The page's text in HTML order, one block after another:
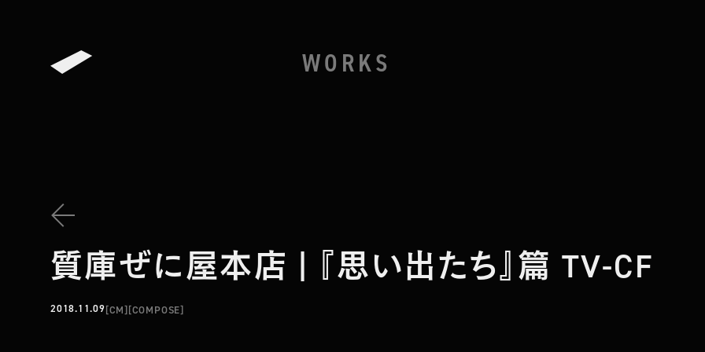
WORKS
質庫ぜに屋本店 | 『思い出たち』篇 TV-CF
2018.11.09[CM][COMPOSE]